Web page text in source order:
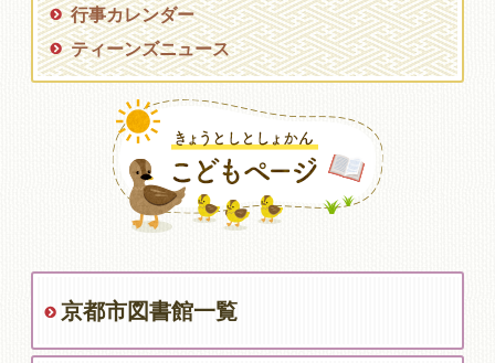
行事カレンダー
ティーンズニュース
京都市図書館一覧